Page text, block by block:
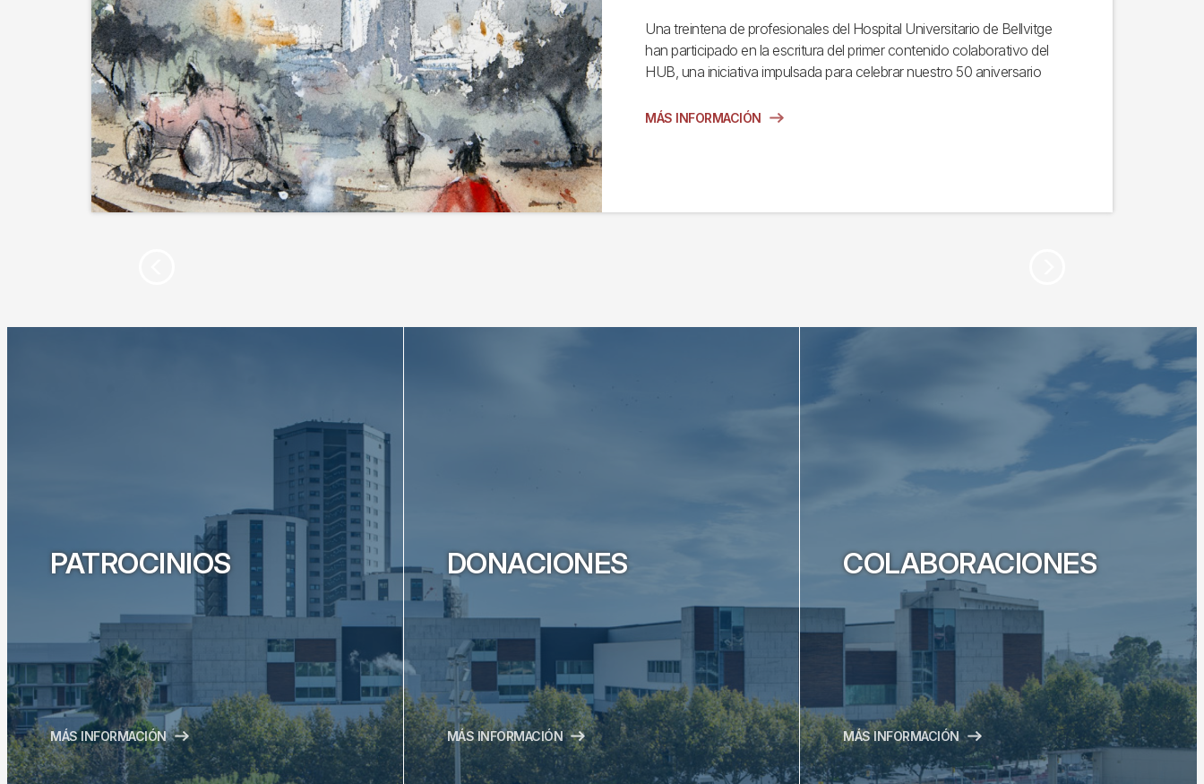
Una treintena de profesionales del Hospital Universitario de Bellvitge
han participado en la escritura del primer contenido colaborativo del
HUB, una iniciativa impulsada para celebrar nuestro 50 aniversario
MÁS INFORMACIÓN
PATROCINIOS
MÁS INFORMACIÓN
DONACIONES
MÁS INFORMACIÓN
COLABORACIONES
MÁS INFORMACIÓN